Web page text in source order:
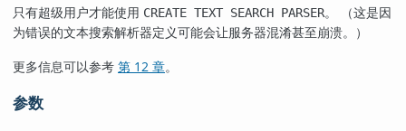
只有超级用户才能使用 CREATE TEXT SEARCH PARSER。 （这是因
为错误的文本搜索解析器定义可能会让服务器混淆甚至崩溃。）
更多信息可以参考 第 12 章。
参数